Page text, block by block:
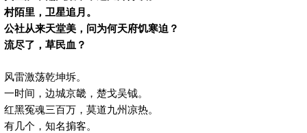
村陌里，卫星追月。
公社从来天堂美，问为何天府饥寒迫？
流尽了，草民血？
风雷激荡乾坤坼。
一时间，边城京畿，楚戈吴钺。
红黑冤魂三百万，莫道九州凉热。
有几个，知名掮客。